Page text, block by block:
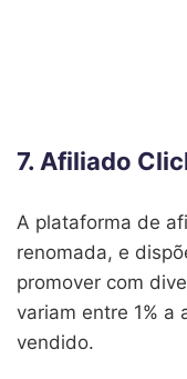
7. Afiliado
A plataforma de
renomada, e
promover com
variam entre 1% a
vendido.